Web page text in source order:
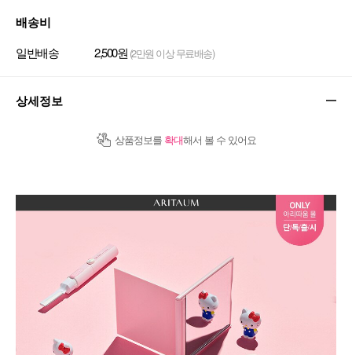
배송비
일반배송 2,500원 (2만원 이상 무료배송)
상세정보
상품정보를 확대해서 볼 수 있어요